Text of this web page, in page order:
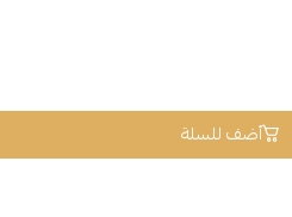
أضف للسلة